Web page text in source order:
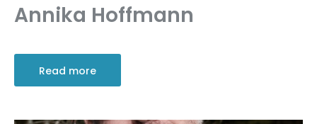
Annika Hoffmann
Read more